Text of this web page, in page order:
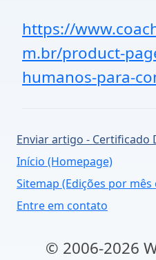
https://
m.br/product-
humanos-para-
Enviar artigo - Certificado
Início (Homepage)
Sitemap (Edições por mês
Entre em contato
© 2006-2026